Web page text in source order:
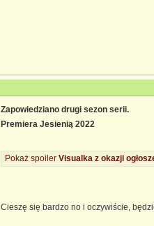
Zapowiedziano drugi sezon serii.
Premiera Jesienią 2022
Pokaż spoiler Visualka z okazji
Cieszę się bardzo no i oczywiście,